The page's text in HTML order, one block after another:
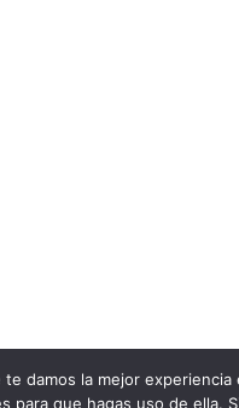
damos la mejor experiencia
para que hagas uso de ella.